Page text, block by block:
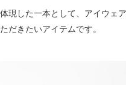
現した一本として、アイウェ
だきたいアイテムです。